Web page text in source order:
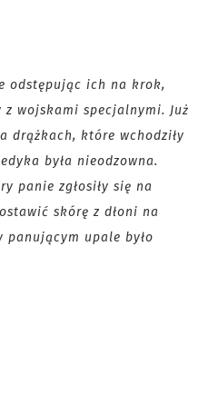
odstępując ich na krok,
wojskami specjalnymi. Już
drążkach, które wchodziły
była nieodzowna.
panie zgłosiły się na
skórę z dłoni na
panującym upale było